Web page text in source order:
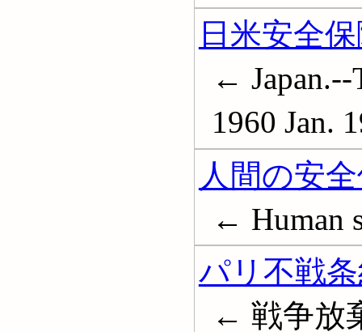
日米安全
← Japan.--
1960 Jan.
人間の安
← Human
パリ不戦
← 戦争放